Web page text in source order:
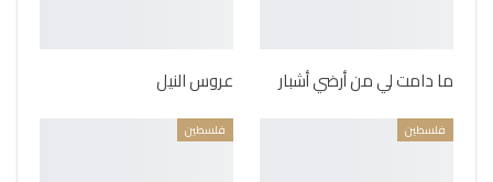
ما دامت لي من أرضي أشبار عروس النيل
فلسطين فلسطين